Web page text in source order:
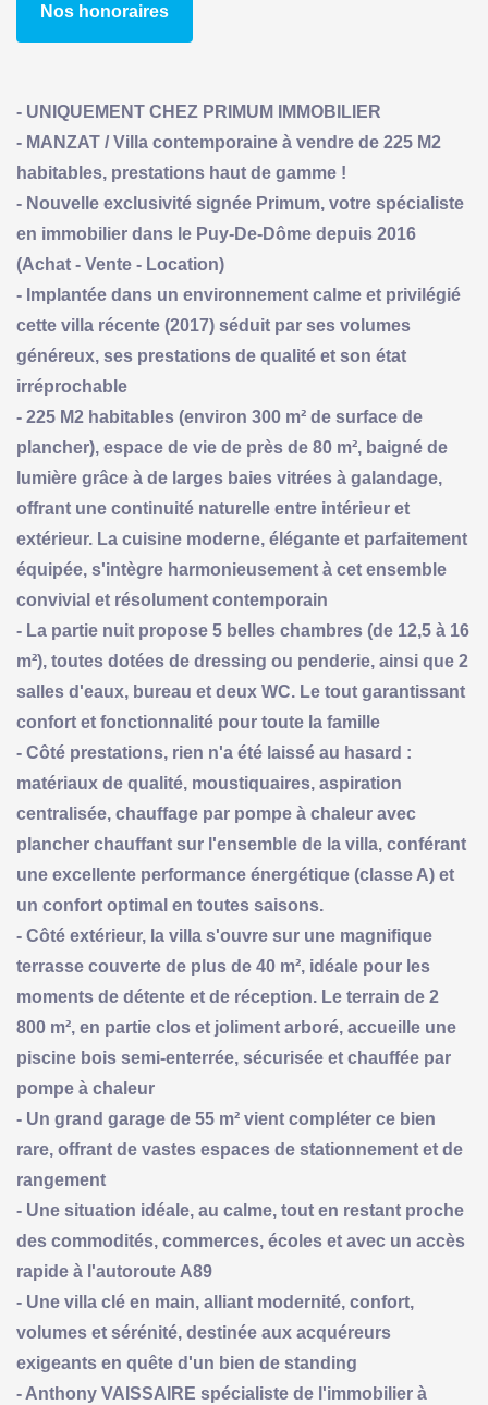
Nos honoraires
- UNIQUEMENT CHEZ PRIMUM IMMOBILIER
- MANZAT / Villa contemporaine à vendre de 225 M2
habitables, prestations haut de gamme !
- Nouvelle exclusivité signée Primum, votre spécialiste
en immobilier dans le Puy-De-Dôme depuis 2016
(Achat - Vente - Location)
- Implantée dans un environnement calme et privilégié
cette villa récente (2017) séduit par ses volumes
généreux, ses prestations de qualité et son état
irréprochable
- 225 M2 habitables (environ 300 m² de surface de
plancher), espace de vie de près de 80 m², baigné de
lumière grâce à de larges baies vitrées à galandage,
offrant une continuité naturelle entre intérieur et
extérieur. La cuisine moderne, élégante et parfaitement
équipée, s'intègre harmonieusement à cet ensemble
convivial et résolument contemporain
- La partie nuit propose 5 belles chambres (de 12,5 à 16
m²), toutes dotées de dressing ou penderie, ainsi que 2
salles d'eaux, bureau et deux WC. Le tout garantissant
confort et fonctionnalité pour toute la famille
- Côté prestations, rien n'a été laissé au hasard :
matériaux de qualité, moustiquaires, aspiration
centralisée, chauffage par pompe à chaleur avec
plancher chauffant sur l'ensemble de la villa, conférant
une excellente performance énergétique (classe A) et
un confort optimal en toutes saisons.
- Côté extérieur, la villa s'ouvre sur une magnifique
terrasse couverte de plus de 40 m², idéale pour les
moments de détente et de réception. Le terrain de 2
800 m², en partie clos et joliment arboré, accueille une
piscine bois semi-enterrée, sécurisée et chauffée par
pompe à chaleur
- Un grand garage de 55 m² vient compléter ce bien
rare, offrant de vastes espaces de stationnement et de
rangement
- Une situation idéale, au calme, tout en restant proche
des commodités, commerces, écoles et avec un accès
rapide à l'autoroute A89
- Une villa clé en main, alliant modernité, confort,
volumes et sérénité, destinée aux acquéreurs
exigeants en quête d'un bien de standing
- Anthony VAISSAIRE spécialiste de l'immobilier à